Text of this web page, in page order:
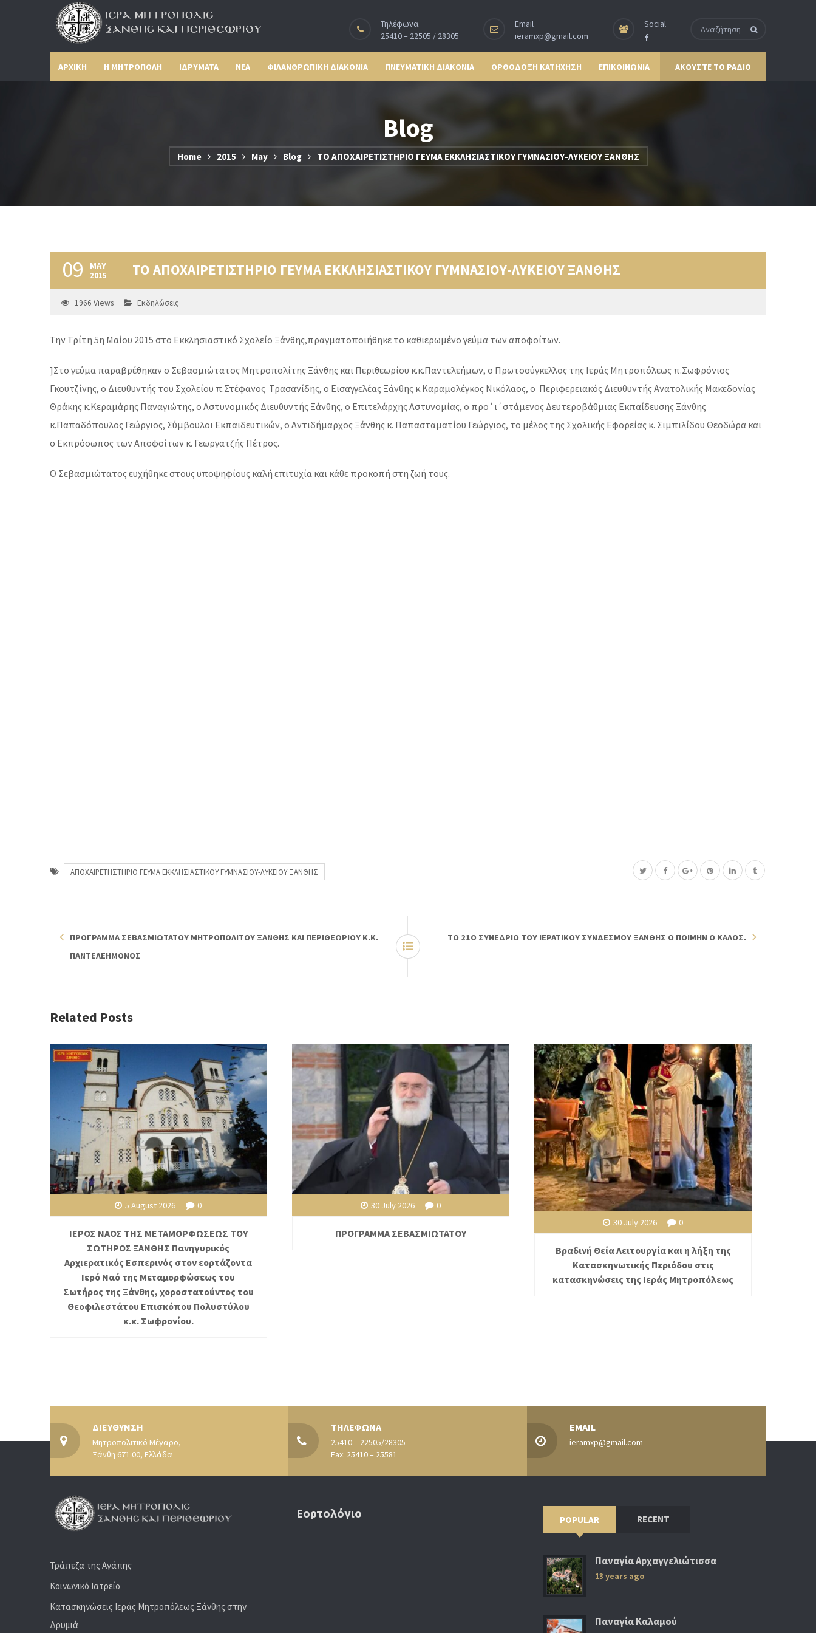
Τηλέφωνα
25410 – 22505 / 28305
Email
ieramxp@gmail.com
Social
ΑΡΧΙΚΗ Η ΜΗΤΡΟΠΟΛΗ ΙΔΡΥΜΑΤΑ ΝΕΑ ΦΙΛΑΝΘΡΩΠΙΚΗ ΔΙΑΚΟΝΙΑ ΠΝΕΥΜΑΤΙΚΗ ΔΙΑΚΟΝΙΑ ΟΡΘΟΔΟΞΗ ΚΑΤΗΧΗΣΗ ΕΠΙΚΟΙΝΩΝΙΑ ΑΚΟΥΣΤΕ ΤΟ ΡΑΔΙΟ
Blog
Home 2015 May Blog ΤΟ ΑΠΟΧΑΙΡΕΤΙΣΤΗΡΙΟ ΓΕΥΜΑ ΕΚΚΛΗΣΙΑΣΤΙΚΟΥ ΓΥΜΝΑΣΙΟΥ-ΛΥΚΕΙΟΥ ΞΑΝΘΗΣ
09 MAY
2015 ΤΟ ΑΠΟΧΑΙΡΕΤΙΣΤΗΡΙΟ ΓΕΥΜΑ ΕΚΚΛΗΣΙΑΣΤΙΚΟΥ ΓΥΜΝΑΣΙΟΥ-ΛΥΚΕΙΟΥ ΞΑΝΘΗΣ
1966 Views Εκδηλώσεις
Την Τρίτη 5η Μαίου 2015 στο Εκκλησιαστικό Σχολείο Ξάνθης,πραγματοποιήθηκε το καθιερωμένο γεύμα των αποφοίτων.
]Στο γεύμα παραβρέθηκαν ο Σεβασμιώτατος Μητροπολίτης Ξάνθης και Περιθεωρίου κ.κ.Παντελεήμων, ο Πρωτοσύγκελλος της Ιεράς Μητροπόλεως π.Σωφρόνιος
Γκουτζίνης, ο Διευθυντής του Σχολείου π.Στέφανος Τρασανίδης, ο Εισαγγελέας Ξάνθης κ.Καραμολέγκος Νικόλαος, ο Περιφερειακός Διευθυντής Ανατολικής Μακεδονίας
Θράκης κ.Κεραμάρης Παναγιώτης, ο Αστυνομικός Διευθυντής Ξάνθης, ο Επιτελάρχης Αστυνομίας, ο προ΄ι΄στάμενος Δευτεροβάθμιας Εκπαίδευσης Ξάνθης
κ.Παπαδόπουλος Γεώργιος, Σύμβουλοι Εκπαιδευτικών, ο Αντιδήμαρχος Ξάνθης κ. Παπασταματίου Γεώργιος, το μέλος της Σχολικής Εφορείας κ. Σιμπιλίδου Θεοδώρα και
ο Εκπρόσωπος των Αποφοίτων κ. Γεωργατζής Πέτρος.
Ο Σεβασμιώτατος ευχήθηκε στους υποψηφίους καλή επιτυχία και κάθε προκοπή στη ζωή τους.
ΑΠΟΧΑΙΡΕΤΗΣΤΗΡΙΟ ΓΕΥΜΑ ΕΚΚΛΗΣΙΑΣΤΙΚΟΥ ΓΥΜΝΑΣΙΟΥ-ΛΥΚΕΙΟΥ ΞΑΝΘΗΣ
ΠΡΟΓΡΑΜΜΑ ΣΕΒΑΣΜΙΩΤΑΤΟΥ ΜΗΤΡΟΠΟΛΙΤΟΥ ΞΑΝΘΗΣ ΚΑΙ ΠΕΡΙΘΕΩΡΙΟΥ Κ.Κ.
ΠΑΝΤΕΛΕΗΜΟΝΟΣ
ΤΟ 21Ο ΣΥΝΕΔΡΙΟ ΤΟΥ ΙΕΡΑΤΙΚΟΥ ΣΥΝΔΕΣΜΟΥ ΞΑΝΘΗΣ Ο ΠΟΙΜΗΝ Ο ΚΑΛΟΣ.
Related Posts
5 August 2026 0
ΙΕΡΟΣ ΝΑΟΣ ΤΗΣ ΜΕΤΑΜΟΡΦΩΣΕΩΣ ΤΟΥ
ΣΩΤΗΡΟΣ ΞΑΝΘΗΣ Πανηγυρικός
Αρχιερατικός Εσπερινός στον εορτάζοντα
Ιερό Ναό της Μεταμορφώσεως του
Σωτήρος της Ξάνθης, χοροστατούντος του
Θεοφιλεστάτου Επισκόπου Πολυστύλου
κ.κ. Σωφρονίου.
30 July 2026 0
ΠΡΟΓΡΑΜΜΑ ΣΕΒΑΣΜΙΩΤΑΤΟΥ
30 July 2026 0
Βραδινή Θεία Λειτουργία και η λήξη της
Κατασκηνωτικής Περιόδου στις
κατασκηνώσεις της Ιεράς Μητροπόλεως
ΔΙΕΥΘΥΝΣΗ
Μητροπολιτικό Μέγαρο,
Ξάνθη 671 00, Ελλάδα
ΤΗΛΕΦΩΝΑ
25410 – 22505/28305
Fax: 25410 – 25581
EMAIL
ieramxp@gmail.com
Τράπεζα της Αγάπης
Κοινωνικό Ιατρείο
Κατασκηνώσεις Ιεράς Μητροπόλεως Ξάνθης στην
Δρυμιά
Εορτολόγιο POPULAR RECENT
Παναγία Αρχαγγελιώτισσα
13 years ago
Παναγία Καλαμού